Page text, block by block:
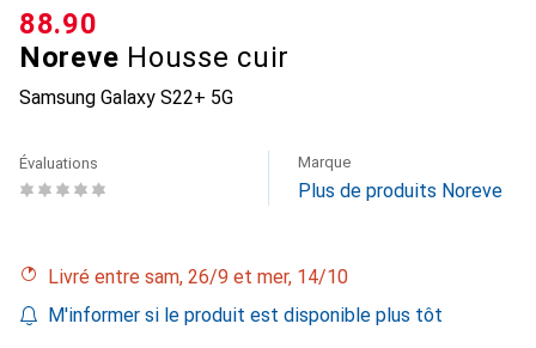
Noreve Housse cuir
Samsung Galaxy S22+ 5G
CHF
88.90
Évaluations Marque
Plus de produits Noreve
Livré entre sam, 26/9 et mer, 14/10
M'informer si le produit est disponible plus tôt